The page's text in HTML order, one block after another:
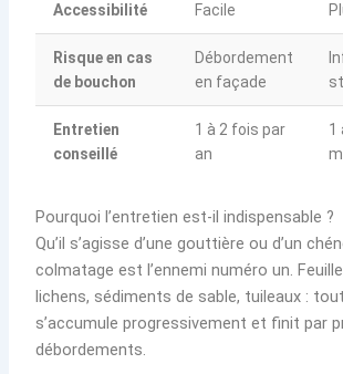
Accessibilité Facile
Risque en cas
de bouchon
Débordement
en façade
Entretien
conseillé
1 à 2 fois par
an
1
Pourquoi l’entretien est-il indispensable ?
Qu’il s’agisse d’une gouttière ou d’un
colmatage est l’ennemi numéro un.
lichens, sédiments de sable, tuileaux :
s’accumule progressivement et finit par
débordements.